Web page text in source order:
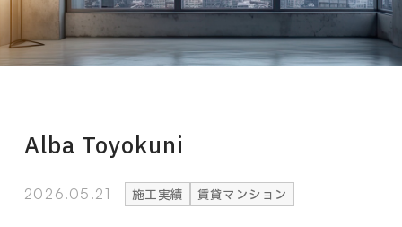
Alba Toyokuni
2026.05.21 施工実績 賃貸マンション